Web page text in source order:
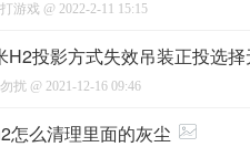
游戏 @ 2022-2-11 15:15
H2投影方式失效吊装正投选
扰 @ 2021-12-16 09:46
怎么清理里面的灰尘